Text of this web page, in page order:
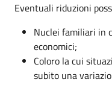
Eventuali riduzioni
Nuclei familiari in
economici;
Coloro la cui
subito una